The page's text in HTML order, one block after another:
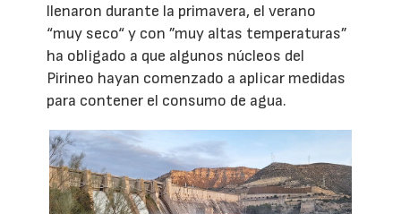
llenaron durante la primavera, el verano
“muy seco“ y con ”muy altas temperaturas”
ha obligado a que algunos núcleos del
Pirineo hayan comenzado a aplicar medidas
para contener el consumo de agua.